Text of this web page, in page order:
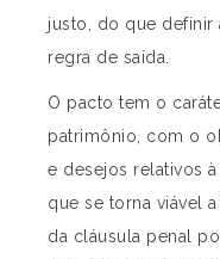
justo, do que definir
regra de saída.
O pacto tem o
patrimônio, com o
e desejos relativos
que se torna viável
da cláusula penal